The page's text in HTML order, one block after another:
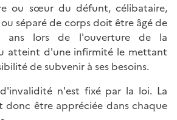
ou sœur du défunt, célibataire,
séparé de corps doit être âgé de
ans lors de l'ouverture de la
atteint d'une infirmité le mettant
de subvenir à ses besoins.
n'est fixé par la loi. La
être appréciée dans chaque